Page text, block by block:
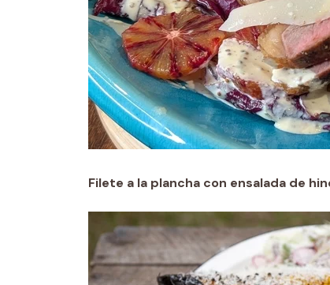
Filete a la plancha con ensalada de